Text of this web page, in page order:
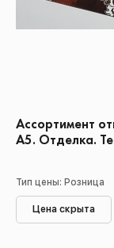
Ассортимент
А5. Отделка.
Тип цены: Розница
Цена скрыта